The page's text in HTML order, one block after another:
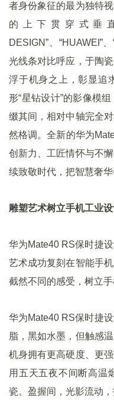
者身份象征的最为独特
的上下贯穿式垂
DESIGN”、“HUAWEI”
光线条对比呼应，于陶
浮于机身之上，彰显追
形“星钻设计”的影像模
缀其间，相对中轴完全
然格调。全新的华为
创新力、工匠情怀与不
续致敬时代，把智慧奢华
雕塑艺术树立手机工业
华为Mate40 RS保时捷
艺术成功复刻在智能手
截然不同的感受，树立
华为Mate40 RS保时捷
脂，黑如水墨，但触感
机身拥有更高硬度、更
用五天五夜不间断高温
瓷。盈握间，光影流动，